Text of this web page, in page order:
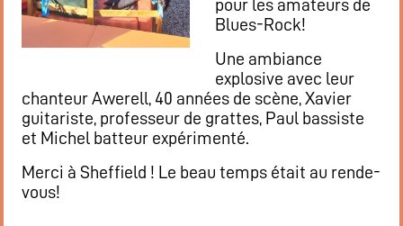
Venez nous voir
Nous écrire
S’inscrire
Animations
Animation régulières
Prochains événements par catégories
pour les amateurs de
Blues-Rock!
Une ambiance
explosive avec leur
chanteur Awerell, 40 années de scène, Xavier
guitariste, professeur de grattes, Paul bassiste
et Michel batteur expérimenté.
Merci à Sheffield ! Le beau temps était au rende-
vous!